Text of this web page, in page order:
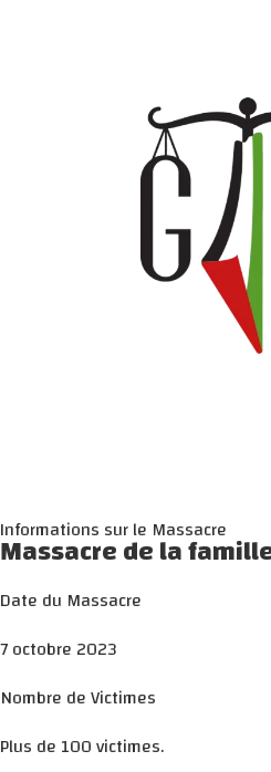
Informations sur le Massacre
Massacre de la
Date du Massacre
7 octobre 2023
Nombre de Victimes
Plus de 100 victimes.